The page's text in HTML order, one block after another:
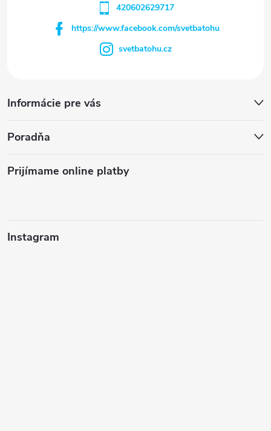
420602629717
https://www.facebook.com/svetbatohu
svetbatohu.cz
Informácie pre vás
Poradňa
Prijímame online platby
Instagram